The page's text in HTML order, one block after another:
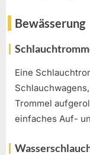
Bewässerung
Eine
Trommel
einfaches Auf-